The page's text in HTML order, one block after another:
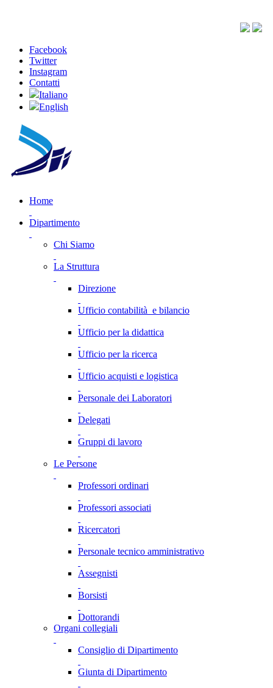
Facebook
Twitter
Instagram
Contatti
Italiano
English
Home
Dipartimento
Chi Siamo
La Struttura
Direzione
Ufficio contabilità e bilancio
Ufficio per la didattica
Ufficio per la ricerca
Ufficio acquisti e logistica
Personale dei Laboratori
Delegati
Gruppi di lavoro
Le Persone
Professori ordinari
Professori associati
Ricercatori
Personale tecnico amministrativo
Assegnisti
Borsisti
Dottorandi
Organi collegiali
Consiglio di Dipartimento
Giunta di Dipartimento